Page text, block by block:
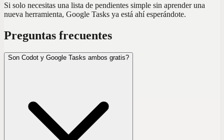
Si solo necesitas una lista de pendientes simple sin aprender una
nueva herramienta, Google Tasks ya está ahí esperándote.
Preguntas frecuentes
Son Codot y Google Tasks ambos gratis?